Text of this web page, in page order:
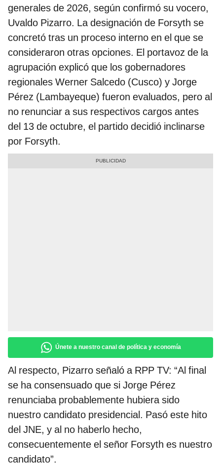
generales de 2026, según confirmó su vocero,
Uvaldo Pizarro. La designación de Forsyth se
concretó tras un proceso interno en el que se
consideraron otras opciones. El portavoz de la
agrupación explicó que los gobernadores
regionales Werner Salcedo (Cusco) y Jorge
Pérez (Lambayeque) fueron evaluados, pero al
no renunciar a sus respectivos cargos antes
del 13 de octubre, el partido decidió inclinarse
por Forsyth.
Únete a nuestro canal de política y economía
Al respecto, Pizarro señaló a RPP TV: “Al final
se ha consensuado que si Jorge Pérez
renunciaba probablemente hubiera sido
nuestro candidato presidencial. Pasó este hito
del JNE, y al no haberlo hecho,
consecuentemente el señor Forsyth es nuestro
candidato”.